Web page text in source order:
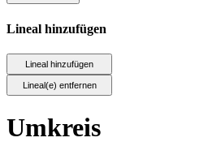
Lineal hinzufügen
Umkreis